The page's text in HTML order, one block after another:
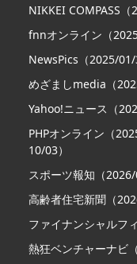
NIKKEI COMPASS（
fnnオンライン（
NewsPics（2025/01/
めざましmedia（
Yahoo!ニュース（
PHPオンライン（
10/03）
スポーツ報知（2026/
高齢者住宅新聞（
ファイナンシャルフ
熱狂ベンチャーナビ